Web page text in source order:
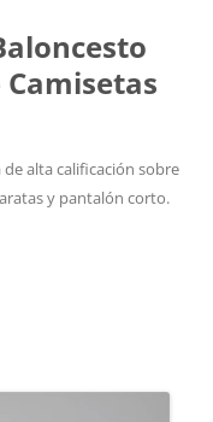
alta calificación sobre
y pantalón corto.